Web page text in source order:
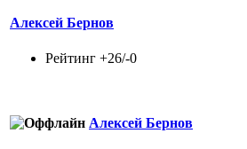
Алексей Бернов
Рейтинг +26/-0
Алексей Бернов